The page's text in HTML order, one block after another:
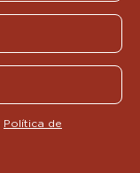
Política de